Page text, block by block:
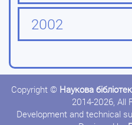
2002
Copyright © Наукова
2014-2026, All
Development and technical